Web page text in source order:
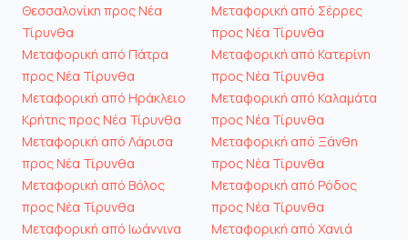
Θεσσαλονίκη προς Νέα
Τίρυνθα
Μεταφορική από Πάτρα
προς Νέα Τίρυνθα
Μεταφορική από Ηράκλειο
Κρήτης προς Νέα Τίρυνθα
Μεταφορική από Λάρισα
προς Νέα Τίρυνθα
Μεταφορική από Βόλος
προς Νέα Τίρυνθα
Μεταφορική από Ιωάννινα
Μεταφορική από Σέρρες
προς Νέα Τίρυνθα
Μεταφορική από Κατερίνη
προς Νέα Τίρυνθα
Μεταφορική από Καλαμάτα
προς Νέα Τίρυνθα
Μεταφορική από Ξάνθη
προς Νέα Τίρυνθα
Μεταφορική από Ρόδος
προς Νέα Τίρυνθα
Μεταφορική από Χανιά